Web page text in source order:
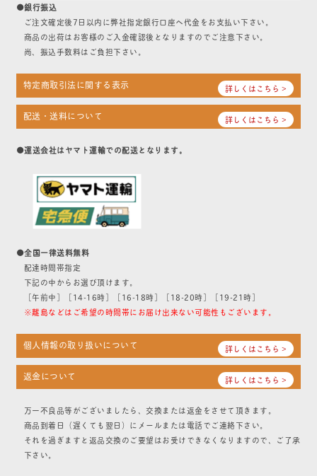
●銀行振込
ご注文確定後7日以内に弊社指定銀行口座へ代金をお支払い下さい。
商品の出荷はお客様のご入金確認後となりますのでご注意下さい。
尚、振込手数料はご負担下さい。
特定商取引法に関する表示 詳しくはこちら >
配送・送料について 詳しくはこちら >
●運送会社はヤマト運輸での配送となります。
●全国一律送料無料
配達時間帯指定
下記の中からお選び頂けます。
［午前中］［14-16時］［16-18時］［18-20時］［19-21時］
※離島などはご希望の時間帯にお届け出来ない可能性もございます。
個人情報の取り扱いについて 詳しくはこちら >
返金について 詳しくはこちら >
万一不良品等がございましたら、交換または返金をさせて頂きます。
商品到着日（遅くても翌日）にメールまたは電話でご連絡下さい。
それを過ぎますと返品交換のご要望はお受けできなくなりますので、ご了承
下さい。